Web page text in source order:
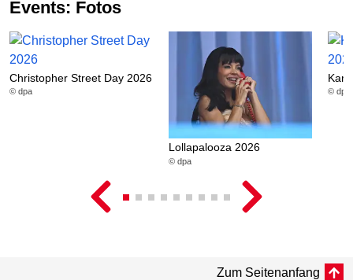
Events: Fotos
Christopher Street Day 2026
© dpa
Lollapalooza 2026
© dpa
© dpa
Zum Seitenanfang